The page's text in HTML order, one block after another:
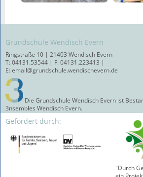
Grundschule Wendisch Evern
Ringstraße 10 | 21403 Wendisch Evern
T: 04131.53544 | F: 04131.223413 |
E: email@grundschule.wendischevern.de
Die Grundschule Wendisch Evern ist
3nsembles Wendisch Evern.
Gefördert durch:
"Durch